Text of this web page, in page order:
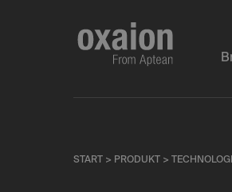
START > PRODUKT >